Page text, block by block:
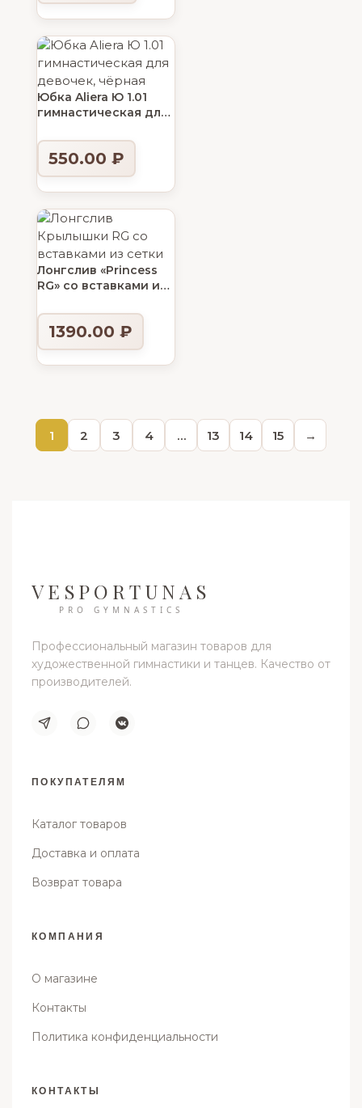
Юбка Aliera Ю 1.01
гимнастическая для
550.00 ₽
Лонгслив «Princess
RG» со вставками из
1390.00 ₽
1 2 3 4 … 13 14 15 →
VESPORTUNAS
PRO GYMNASTICS
Профессиональный магазин товаров для
художественной гимнастики и танцев. Качество от
производителей.
ПОКУПАТЕЛЯМ
Каталог товаров
Доставка и оплата
Возврат товара
КОМПАНИЯ
О магазине
Контакты
Политика конфиденциальности
КОНТАКТЫ